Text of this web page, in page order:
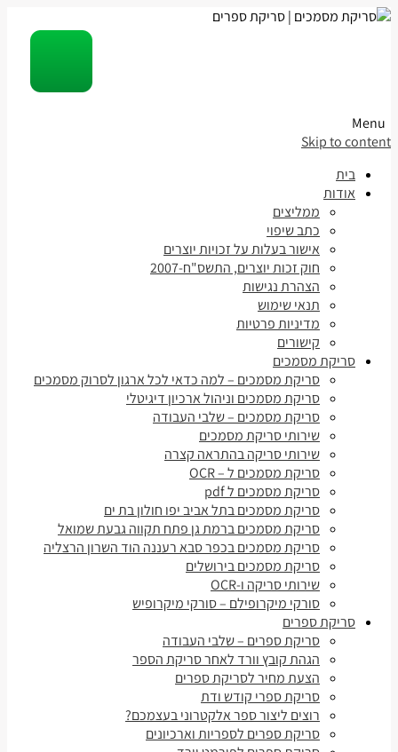
Skip to content
בית
אודות
ממליצים
כתב שיפוי
אישור בעלות על זכויות יוצרים
חוק זכות יוצרים, התשס"ח-2007
הצהרת נגישות
תנאי שימוש
מדיניות פרטיות
קישורים
סריקת מסמכים
סריקת מסמכים – למה כדאי לכל ארגון לסרוק מסמכים
סריקת מסמכים וניהול ארכיון דיגיטלי
סריקת מסמכים – שלבי העבודה
שירותי סריקת מסמכים
שירותי סריקה בהתראה קצרה
סריקת מסמכים ל – OCR
סריקת מסמכים ל pdf
סריקת מסמכים בתל אביב יפו חולון בת ים
סריקת מסמכים ברמת גן פתח תקווה גבעת שמואל
סריקת מסמכים בכפר סבא רעננה הוד השרון הרצליה
סריקת מסמכים בירושלים
שירותי סריקה ו-OCR
סורקי מיקרופילם – סורקי מיקרופיש
סריקת ספרים
סריקת ספרים – שלבי העבודה
הגהת קובץ וורד לאחר סריקת הספר
הצעת מחיר לסריקת ספרים
סריקת ספרי קודש ודת
רוצים ליצור ספר אלקטרוני בעצמכם?
סריקת ספרים לספריות וארכיונים